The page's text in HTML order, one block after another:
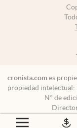
cronista.com es
propiedad intelectual:
N° de